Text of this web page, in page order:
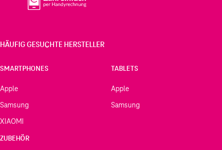
HÄUFIG GESUCHTE HERSTELLER
SMARTPHONES
Apple
Samsung
XIAOMI
TABLETS
Apple
Samsung
ZUBEHÖR